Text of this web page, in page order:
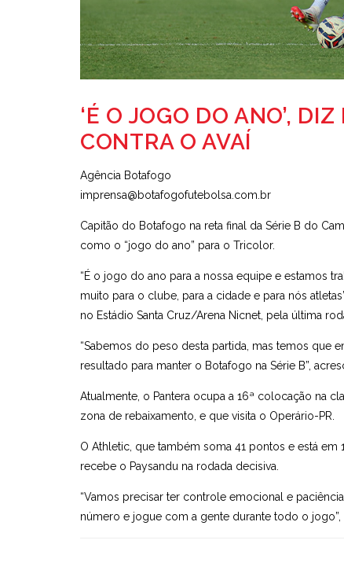
‘É O JOGO DO ANO’,
CONTRA O AVAÍ
Agência Botafogo
imprensa@botafogofutebolsa.com.br
Capitão do Botafogo na reta final da Série B do
como o “jogo do ano” para o Tricolor.
“É o jogo do ano para a nossa equipe e estamos
muito para o clube, para a cidade e para nós
no Estádio Santa Cruz/Arena Nicnet, pela última
“Sabemos do peso desta partida, mas temos que
resultado para manter o Botafogo na Série B”,
Atualmente, o Pantera ocupa a 16ª colocação na
zona de rebaixamento, e que visita o Operário-PR.
O Athletic, que também soma 41 pontos e está
recebe o Paysandu na rodada decisiva.
“Vamos precisar ter controle emocional e
número e jogue com a gente durante todo o